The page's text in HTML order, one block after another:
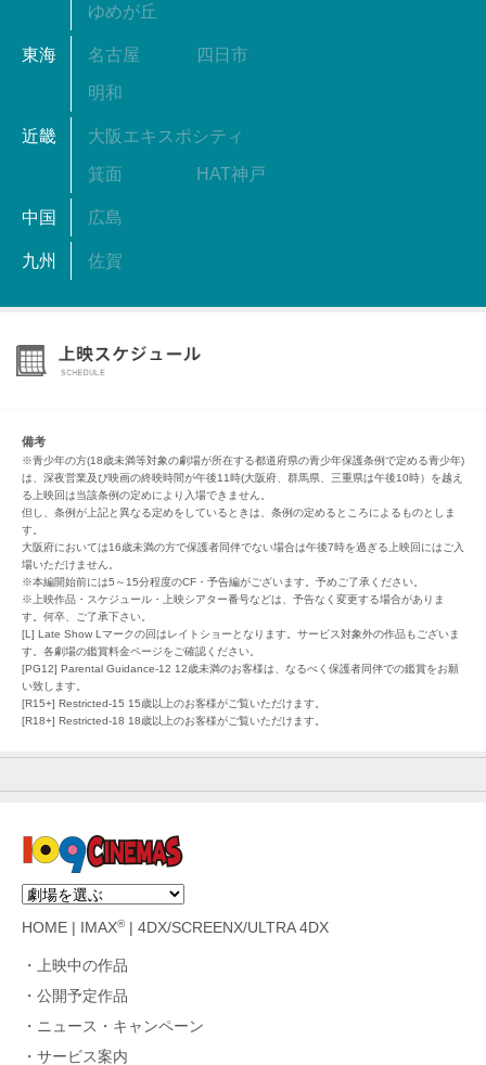
ゆめが丘
東海 名古屋 四日市
明和
近畿 大阪エキスポシティ
箕面 HAT神戸
中国 広島
九州 佐賀
備考
※青少年の方(18歳未満等対象の劇場が所在する都道府県の青少年保護条例で定める青少年)
は、深夜営業及び映画の終映時間が午後11時(大阪府、群馬県、三重県は午後10時）を越え
る上映回は当該条例の定めにより入場できません。
但し、条例が上記と異なる定めをしているときは、条例の定めるところによるものとしま
す。
大阪府においては16歳未満の方で保護者同伴でない場合は午後7時を過ぎる上映回にはご入
場いただけません。
※本編開始前には5～15分程度のCF・予告編がございます。予めご了承ください。
※上映作品・スケジュール・上映シアター番号などは、予告なく変更する場合がありま
す。何卒、ご了承下さい。
[L] Late Show Lマークの回はレイトショーとなります。サービス対象外の作品もございま
す。各劇場の鑑賞料金ページをご確認ください。
[PG12] Parental Guidance-12 12歳未満のお客様は、なるべく保護者同伴での鑑賞をお願
い致します。
[R15+] Restricted-15 15歳以上のお客様がご覧いただけます。
[R18+] Restricted-18 18歳以上のお客様がご覧いただけます。
HOME IMAX®| 4DX/SCREENX/ULTRA 4DX
上映中の作品
公開予定作品
ニュース・キャンペーン
サービス案内